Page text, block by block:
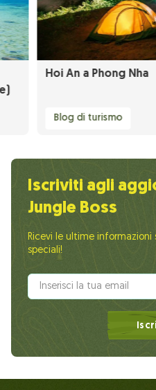
Hoi An a Phong Nha
Blog di turismo
Iscriviti agli
Jungle Boss
Ricevi le ultime
speciali!